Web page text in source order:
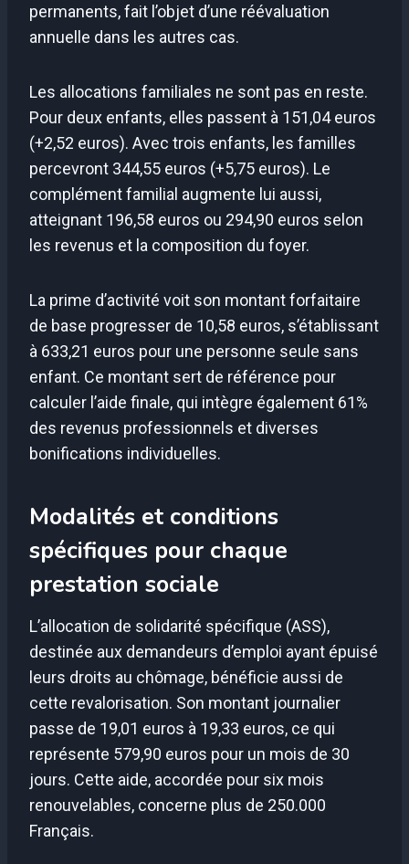
permanents, fait l’objet d’une réévaluation
annuelle dans les autres cas.
Les allocations familiales ne sont pas en reste.
Pour deux enfants, elles passent à 151,04 euros
(+2,52 euros). Avec trois enfants, les familles
percevront 344,55 euros (+5,75 euros). Le
complément familial augmente lui aussi,
atteignant 196,58 euros ou 294,90 euros selon
les revenus et la composition du foyer.
La prime d’activité voit son montant forfaitaire
de base progresser de 10,58 euros, s’établissant
à 633,21 euros pour une personne seule sans
enfant. Ce montant sert de référence pour
calculer l’aide finale, qui intègre également 61%
des revenus professionnels et diverses
bonifications individuelles.
Modalités et conditions
spécifiques pour chaque
prestation sociale
L’allocation de solidarité spécifique (ASS),
destinée aux demandeurs d’emploi ayant épuisé
leurs droits au chômage, bénéficie aussi de
cette revalorisation. Son montant journalier
passe de 19,01 euros à 19,33 euros, ce qui
représente 579,90 euros pour un mois de 30
jours. Cette aide, accordée pour six mois
renouvelables, concerne plus de 250.000
Français.